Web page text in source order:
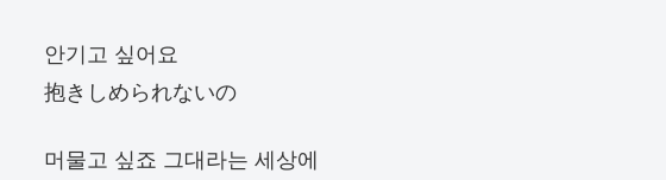
안기고 싶어요
抱きしめられないの
머물고 싶죠 그대라는 세상에